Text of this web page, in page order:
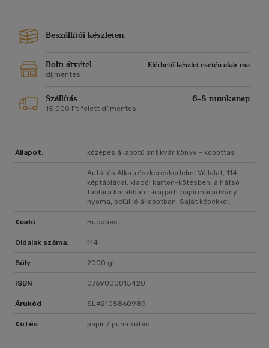
Beszállítói készleten
Bolti átvétel
Elérhető készlet esetén akár ma
díjmentes
Szállítás 6-8 munkanap
15 000 Ft felett díjmentes
Állapot: közepes állapotú antikvár könyv - kopottas
Autó-és Alkatrészkereskedelmi Vállalat, 114
képtáblával, kiadói karton-kötésben, a hátsó
táblára korábban ráragadt papírmaradvány
nyoma, belül jó állapotban. Saját képekkel.
Kiadó Budapest
Oldalak száma: 114
Súly 2000 gr
ISBN 0769000015420
Árukód SL#2105860989
Kötés papír / puha kötés